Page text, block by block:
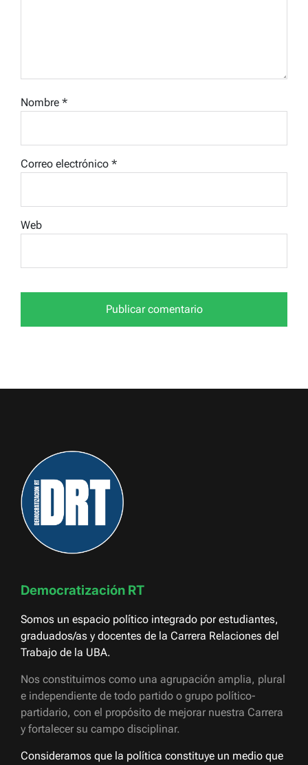
Nombre *
Correo electrónico *
Web
Democratización RT
Somos un espacio político integrado por estudiantes,
graduados/as y docentes de la Carrera Relaciones del
Trabajo de la UBA.
Nos constituimos como una agrupación amplia, plural
e independiente de todo partido o grupo político-
partidario, con el propósito de mejorar nuestra Carrera
y fortalecer su campo disciplinar.
Consideramos que la política constituye un medio que